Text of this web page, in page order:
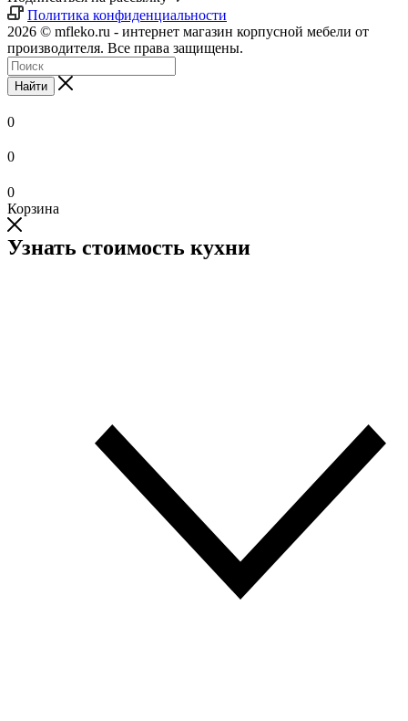
Политика конфиденциальности
2026 © mfleko.ru - интернет магазин корпусной мебели от
производителя. Все права защищены.
Найти
0
0
0
Корзина
Узнать стоимость кухни